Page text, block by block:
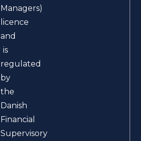
Managers)
licence
and
is
regulated
by
the
Danish
Financial
Supervisory